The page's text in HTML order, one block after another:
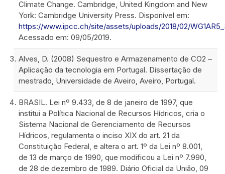
Climate Change. Cambridge, United Kingdom and New
York: Cambridge University Press. Disponível em:
https://www.ipcc.ch/site/assets/uploads/2018/02/
Acessado em: 09/05/2019.
Alves, D. (2008) Sequestro e Armazenamento de CO2 –
Aplicação da tecnologia em Portugal. Dissertação de
mestrado, Universidade de Aveiro, Aveiro, Portugal.
BRASIL. Lei nº 9.433, de 8 de janeiro de 1997, que
institui a Política Nacional de Recursos Hídricos, cria o
Sistema Nacional de Gerenciamento de Recursos
Hídricos, regulamenta o inciso XIX do art. 21 da
Constituição Federal, e altera o art. 1º da Lei nº 8.001,
de 13 de março de 1990, que modificou a Lei nº 7.990,
de 28 de dezembro de 1989. Diário Oficial da União, 09